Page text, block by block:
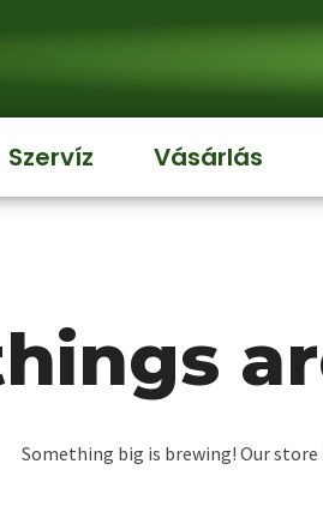
Szervíz Vásárlás
Something big is brewing! Our